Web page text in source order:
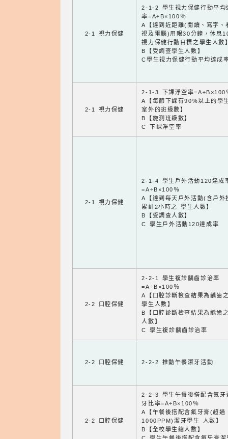
2-1 視力保健
2-1-2 學生視力保健行動平均
率=A÷B×100％
A【達到近距離(閱讀、寫字、
視及電腦)用眼30分鐘，休息
視力保健行動目標之學生人數
B【受調查學生人數】
C學生視力保健行動平均達成
2-1 視力保健
2-1-3 下課淨空率=A÷B×100
A【每節下課有90%以上的學
室外的班級數】
B【施測班級數】
C 下課淨空率
2-1 視力保健
2-1-4 學生戶外活動120達成
=A÷B×100％
A【達到每天戶外活動(含戶外
累計2小時之 學生人數】
B【受調查人數】
C 學生戶外活動120達成率
2-2 口腔保健
2-2-1 學生複診齲齒診治率
=A÷B×100％
A【口腔診斷檢查結果為齲齒
學生人數】
B【口腔診斷檢查結果為齲齒
人數】
C 學生複診齲齒診治率
2-2 口腔保健 2-2-2 推動午餐潔牙活動
2-2 口腔保健
2-2-3 學生午餐後搭配含氟牙
牙比率=A÷B×100％
A【午餐後搭配含氟牙膏(超過
1000PPM)潔牙學生 人數】
B【全校學生總人數】